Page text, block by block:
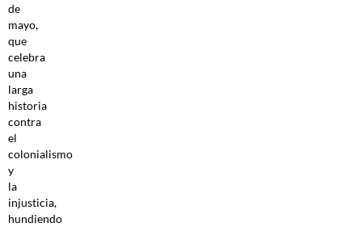
de
mayo,
que
celebra
una
larga
historia
contra
el
colonialismo
y
la
injusticia,
hundiendo